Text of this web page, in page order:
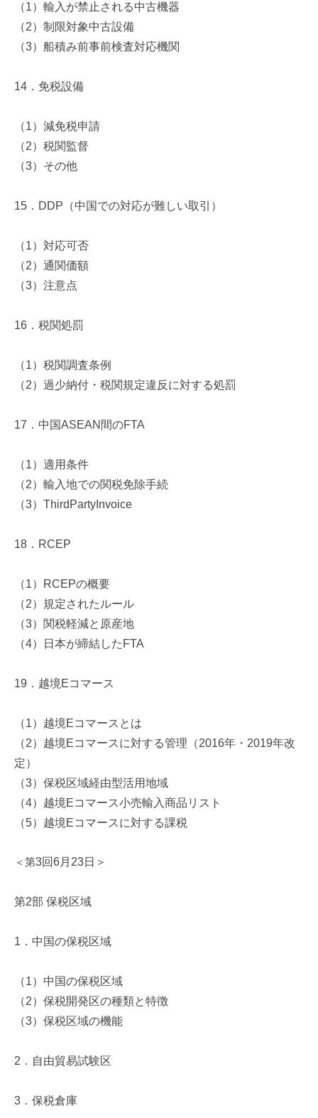
（1）輸入が禁止される中古機器
（2）制限対象中古設備
（3）船積み前事前検査対応機関
14 ．免税設備
（1）減免税申請
（2）税関監督
（3）その他
15 ． DDP （中国での対応が難しい取引）
（1）対応可否
（2）通関価額
（3）注意点
16 ．税関処罰
（1）税関調査条例
（2）過少納付・税関規定違反に対する処罰
17 ．中国ASEAN 間のFTA
（1）適用条件
（2）輸入地での関税免除手続
（3） ThirdPartyInvoice
18 ． RCEP
（1） RCEPの概要
（2）規定されたルール
（3）関税軽減と原産地
（4）日本が締結した FTA
19 ．越境Eコマース
（1）越境Eコマースとは
（2）越境Eコマースに対する管理（2016年・ 2019年改
定）
（3）保税区域経由型活用地域
（4）越境Eコマース小売輸入商品リスト
（5）越境Eコマースに対する課税
＜第3回6月 23日＞
第2部 保税区域
1 ．中国の保税区域
（1）中国の保税区域
（2）保税開発区の種類と特徴
（3）保税区域の機能
2 ．自由貿易試験区
3 ．保税倉庫